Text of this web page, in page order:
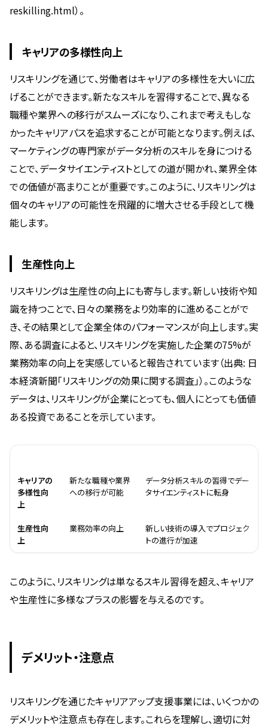
reskilling.html）。
キャリアの多様性向上
リスキリングを通じて、労働者はキャリアの多様性を大いに広
げることができます。新たなスキルを習得することで、異なる
職種や業界への移行がスムーズになり、これまで考えもしな
かったキャリアパスを追求することが可能となります。例えば、
マーケティングの専門家がデータ分析のスキルを身につける
ことで、データサイエンティストとしての道が開かれ、業界全体
での価値が高まりことが重要です。このように、リスキリングは
個々のキャリアの可能性を飛躍的に増大させる手段として機
能します。
生産性向上
リスキリングは生産性の向上にも寄与します。新しい技術や知
識を持つことで、日々の業務をより効率的に進めることがで
き、その結果として企業全体のパフォーマンスが向上します。実
際、ある調査によると、リスキリングを実施した企業の75%が
業務効率の向上を実感していると報告されています（出典: 日
本経済新聞「リスキリングの効果に関する調査」）。このような
データは、リスキリングが企業にとっても、個人にとっても価値
ある投資であることを示しています。
キャリアの
多様性向
上
新たな職種や業界
への移行が可能
データ分析スキルの習得でデー
タサイエンティストに転身
生産性向
上
業務効率の向上
新しい技術の導入でプロジェク
トの進行が加速
このように、リスキリングは単なるスキル習得を超え、キャリア
や生産性に多様なプラスの影響を与えるのです。
デメリット・注意点
リスキリングを通じたキャリアアップ支援事業には、いくつかの
デメリットや注意点も存在します。これらを理解し、適切に対